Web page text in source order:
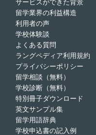
サービスができた背景
留学業界の利益構造
利用者の声
学校体験談
よくある質問
ラングペディア利用規約
プライバシーポリシー
留学相談（無料）
学校診断（無料）
特別冊子ダウンロード
英文サンプル集
留学用語辞典
学校申込書の記入例